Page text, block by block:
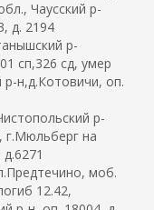
Чаусский р-
д. 2194
р-
сп,326 сд, умер
р-н,д.Котовичи, оп.
р-
г.Мюльберг на
моб.
12.42,